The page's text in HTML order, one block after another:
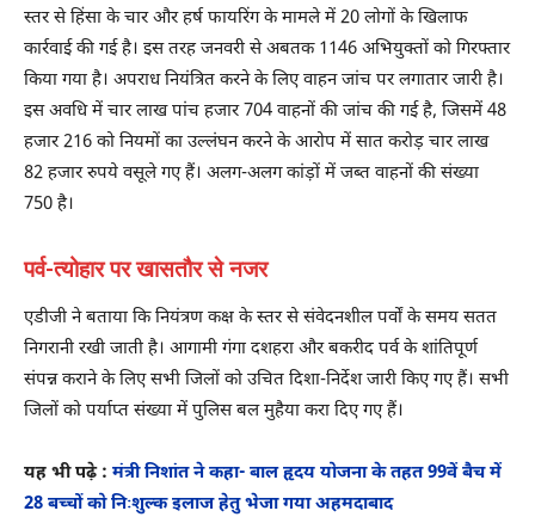
स्तर से हिंसा के चार और हर्ष फायरिंग के मामले में 20 लोगों के खिलाफ
कार्रवाई की गई है। इस तरह जनवरी से अबतक 1146 अभियुक्तों को गिरफ्तार
किया गया है। अपराध नियंत्रित करने के लिए वाहन जांच पर लगातार जारी है।
इस अवधि में चार लाख पांच हजार 704 वाहनों की जांच की गई है, जिसमें 48
हजार 216 को नियमों का उल्लंघन करने के आरोप में सात करोड़ चार लाख
82 हजार रुपये वसूले गए हैं। अलग-अलग कांड़ों में जब्त वाहनों की संख्या
750 है।
पर्व-त्योहार पर खासतौर से नजर
एडीजी ने बताया कि नियंत्रण कक्ष के स्तर से संवेदनशील पर्वों के समय सतत
निगरानी रखी जाती है। आगामी गंगा दशहरा और बकरीद पर्व के शांतिपूर्ण
संपन्न कराने के लिए सभी जिलों को उचित दिशा-निर्देश जारी किए गए हैं। सभी
जिलों को पर्याप्त संख्या में पुलिस बल मुहैया करा दिए गए हैं।
यह भी पढ़े : मंत्री निशांत ने कहा- बाल हृदय योजना के तहत 99वें बैच में
28 बच्चों को निःशुल्क इलाज हेतु भेजा गया अहमदाबाद